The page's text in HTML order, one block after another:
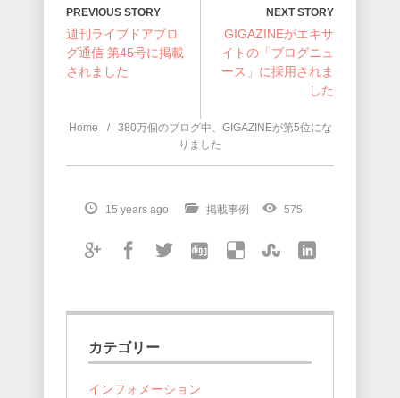
PREVIOUS STORY
週刊ライブドアブロ
グ通信 第45号に掲載
されました
NEXT STORY
GIGAZINEがエキサ
イトの「ブログニュ
ース」に採用されま
した
Home
380万個のブログ中、GIGAZINEが第5位にな
りました
15 years ago 掲載事例 575
カテゴリー
インフォメーション